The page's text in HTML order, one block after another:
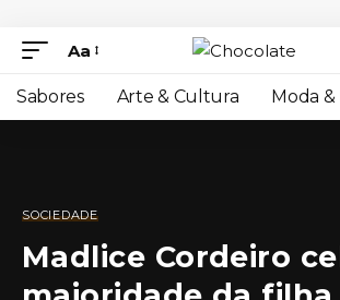
Aa
Sabores Arte & Cultura Moda &
SOCIEDADE
Madlice Cordeiro